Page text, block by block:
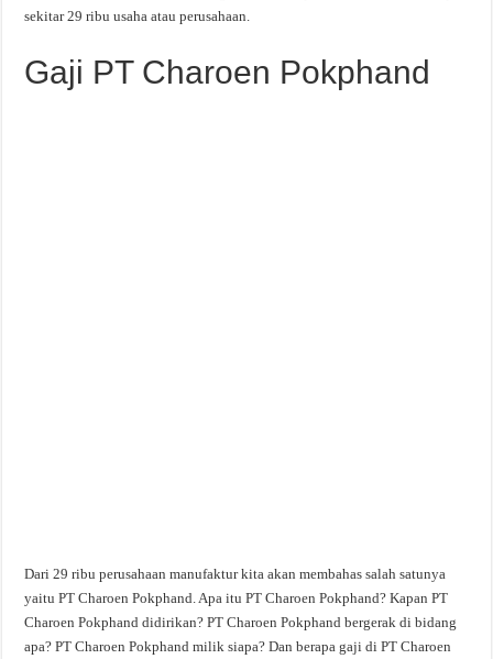
sekitar 29 ribu usaha atau perusahaan.
Gaji PT Charoen Pokphand
Dari 29 ribu perusahaan manufaktur kita akan membahas salah satunya
yaitu PT Charoen Pokphand. Apa itu PT Charoen Pokphand? Kapan PT
Charoen Pokphand didirikan? PT Charoen Pokphand bergerak di bidang
apa? PT Charoen Pokphand milik siapa? Dan berapa gaji di PT Charoen